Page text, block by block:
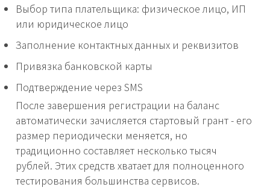
Выбор типа плательщика: физическое лицо, ИП
или юридическое лицо
Заполнение контактных данных и реквизитов
Привязка банковской карты
Подтверждение через SMS
После завершения регистрации на баланс
автоматически зачисляется стартовый грант - его
размер периодически меняется, но
традиционно составляет несколько тысяч
рублей. Этих средств хватает для полноценного
тестирования большинства сервисов.